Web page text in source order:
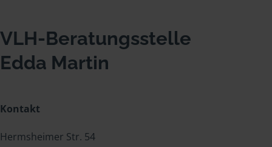
VLH-Beratungsstelle
Edda Martin
Kontakt
Hermsheimer Str. 54